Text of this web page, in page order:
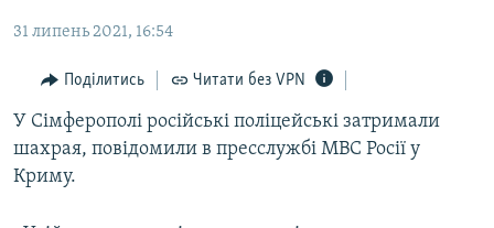
до
навігації
Перейти
до
пошуку
ПОЛІТИКА
БЛОГИ
ПОГЛЯД
ІНТЕРВ'Ю
31 липень 2021, 16:54
Поділитись Читати без VPN
У Сімферополі російські поліцейські затримали
шахрая, повідомили в пресслужбі МВС Росії у
Криму.